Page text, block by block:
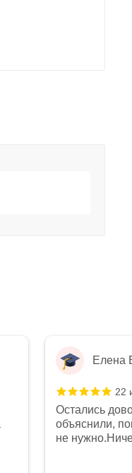
Елена
22
Остались
объяснили,
не